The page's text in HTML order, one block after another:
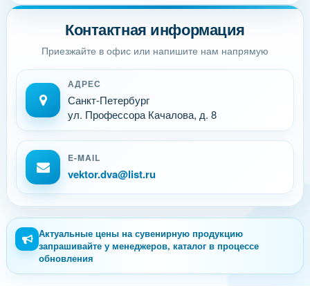
Контактная информация
Приезжайте в офис или напишите нам напрямую
АДРЕС
Санкт-Петербург
ул. Профессора Качалова, д. 8
E-MAIL
vektor.dva@list.ru
Актуальные цены на сувенирную продукцию
запрашивайте у менеджеров, каталог в процессе
обновления